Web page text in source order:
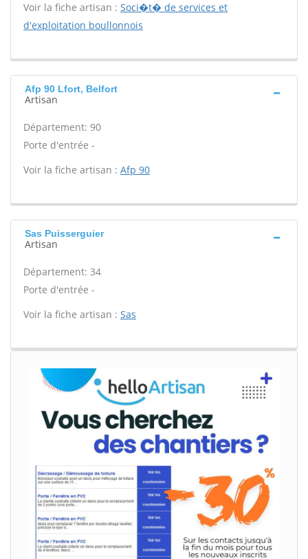
Voir la fiche artisan : Soci�t� de services et
d'exploitation boullonnois
Afp 90 Lfort, Belfort
Artisan
Département: 90
Porte d'entrée -
Voir la fiche artisan : Afp 90
Sas Puisserguier
Artisan
Département: 34
Porte d'entrée -
Voir la fiche artisan : Sas